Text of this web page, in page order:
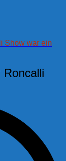
Show war ein
Roncalli